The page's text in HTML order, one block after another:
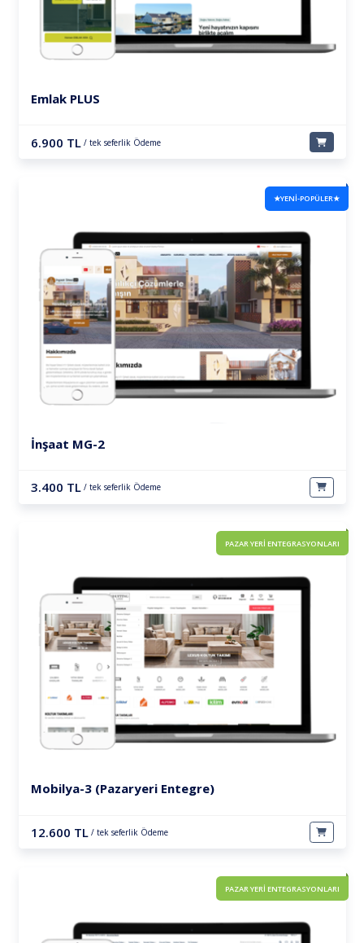
Emlak PLUS
6.900 TL / tek seferlik Ödeme
★YENİ-POPÜLER★
İnşaat MG-2
3.400 TL / tek seferlik Ödeme
PAZAR YERİ ENTEGRASYONLARI
Mobilya-3 (Pazaryeri Entegre)
12.600 TL / tek seferlik Ödeme
PAZAR YERİ ENTEGRASYONLARI